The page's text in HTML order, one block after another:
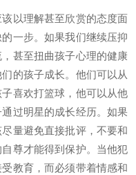
以理解甚至欣赏的态度面
一步。如果我们继续压抑
甚至扭曲孩子心理的健康
的孩子成长。他们可以从
喜欢打篮球，他可以从他
过明星的成长经历。如果
量避免直接批评，不要和
尊才能得到保护。当他犯
教育，而必须带着情感和